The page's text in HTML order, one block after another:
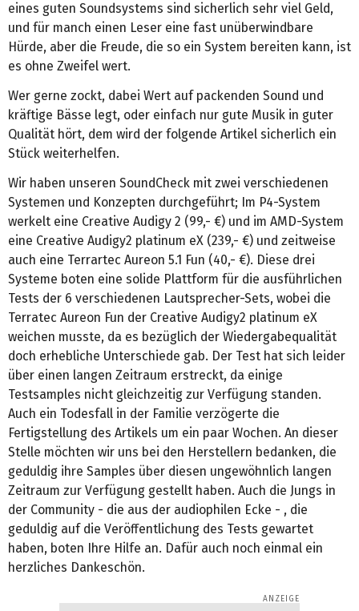
eines guten Soundsystems sind sicherlich sehr viel Geld,
und für manch einen Leser eine fast unüberwindbare
Hürde, aber die Freude, die so ein System bereiten kann, ist
es ohne Zweifel wert.
Wer gerne zockt, dabei Wert auf packenden Sound und
kräftige Bässe legt, oder einfach nur gute Musik in guter
Qualität hört, dem wird der folgende Artikel sicherlich ein
Stück weiterhelfen.
Wir haben unseren SoundCheck mit zwei verschiedenen
Systemen und Konzepten durchgeführt; Im P4-System
werkelt eine Creative Audigy 2 (99,- €) und im AMD-System
eine Creative Audigy2 platinum eX (239,- €) und zeitweise
auch eine Terrartec Aureon 5.1 Fun (40,- €). Diese drei
Systeme boten eine solide Plattform für die ausführlichen
Tests der 6 verschiedenen Lautsprecher-Sets, wobei die
Terratec Aureon Fun der Creative Audigy2 platinum eX
weichen musste, da es bezüglich der Wiedergabequalität
doch erhebliche Unterschiede gab. Der Test hat sich leider
über einen langen Zeitraum erstreckt, da einige
Testsamples nicht gleichzeitig zur Verfügung standen.
Auch ein Todesfall in der Familie verzögerte die
Fertigstellung des Artikels um ein paar Wochen. An dieser
Stelle möchten wir uns bei den Herstellern bedanken, die
geduldig ihre Samples über diesen ungewöhnlich langen
Zeitraum zur Verfügung gestellt haben. Auch die Jungs in
der Community - die aus der audiophilen Ecke - , die
geduldig auf die Veröffentlichung des Tests gewartet
haben, boten Ihre Hilfe an. Dafür auch noch einmal ein
herzliches Dankeschön.